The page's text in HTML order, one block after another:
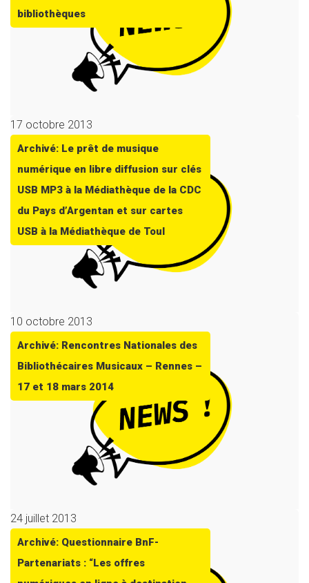
bibliothèques
17 octobre 2013
Archivé: Le prêt de musique
numérique en libre diffusion sur clés
USB MP3 à la Médiathèque de la CDC
du Pays d’Argentan et sur cartes
USB à la Médiathèque de Toul
10 octobre 2013
Archivé: Rencontres Nationales des
Bibliothécaires Musicaux – Rennes –
17 et 18 mars 2014
24 juillet 2013
Archivé: Questionnaire BnF-
Partenariats : “Les offres